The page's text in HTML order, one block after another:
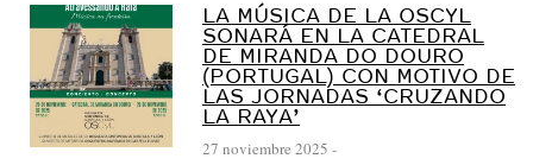
LA MÚSICA DE LA OSCYL
SONARÁ EN LA CATEDRAL
DE MIRANDA DO DOURO
(PORTUGAL) CON MOTIVO DE
LAS JORNADAS ‘CRUZANDO
LA RAYA’
27 noviembre 2025 -